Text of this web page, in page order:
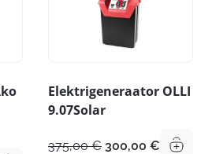
Elektrigeneraator OLLI
9.07Solar
375,00€ Algne
300,00 €